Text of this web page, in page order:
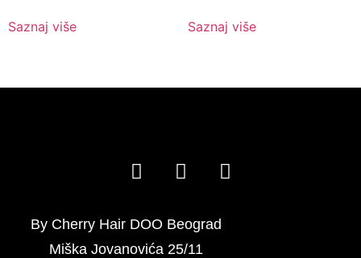
Saznaj više Saznaj više
By Cherry Hair DOO Beograd
Miška Jovanovića 25/11